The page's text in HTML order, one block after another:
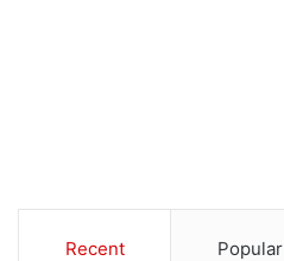
Recent Popular